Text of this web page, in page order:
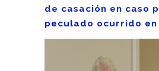
de casación en caso
peculado ocurrido en